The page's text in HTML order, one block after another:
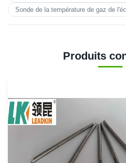
Sonde de la température de gaz de
Produits